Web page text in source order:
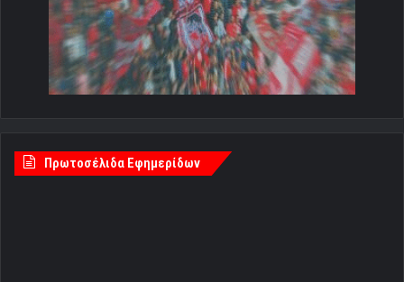
Πρωτοσέλιδα Εφημερίδων